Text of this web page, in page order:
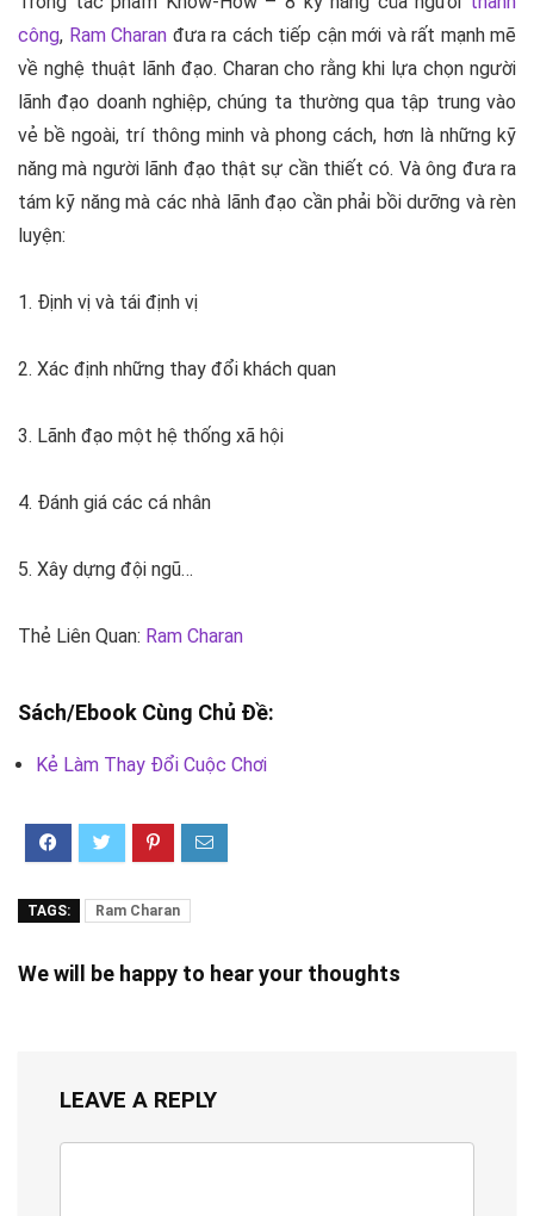
công, Ram Charan đưa ra cách tiếp cận mới và rất mạnh mẽ
về nghệ thuật lãnh đạo. Charancho rằng khi lựa chọn người
lãnh đạo doanh nghiệp, chúng ta thường qua tập trung vào
vẻ bề ngoài, trí thông minh và phong cách, hơn là những kỹ
năng mà người lãnh đạo thật sự cần thiết có. Và ông đưa ra
tám kỹ năng mà các nhà lãnh đạo cần phải bồi dưỡng và rèn
luyện:
1. Định vị và tái định vị
2. Xác định những thay đổi khách quan
3. Lãnh đạo một hệ thống xã hội
4. Đánh giá các cá nhân
5. Xây dựng đội ngũ…
Thẻ Liên Quan: Ram Charan
Sách/Ebook Cùng Chủ Đề:
Kẻ Làm Thay Đổi Cuộc Chơi
TAGS: Ram Charan
We will be happy to hear your thoughts
LEAVE A REPLY